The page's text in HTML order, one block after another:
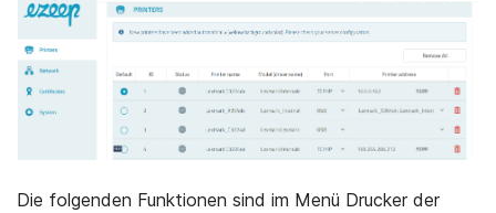
Die folgenden Funktionen sind im Menü Drucker der